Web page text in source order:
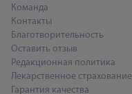
Команда
Контакты
Благотворительность
Оставить отзыв
Редакционная политика
Лекарственное страхование
Гарантия качества